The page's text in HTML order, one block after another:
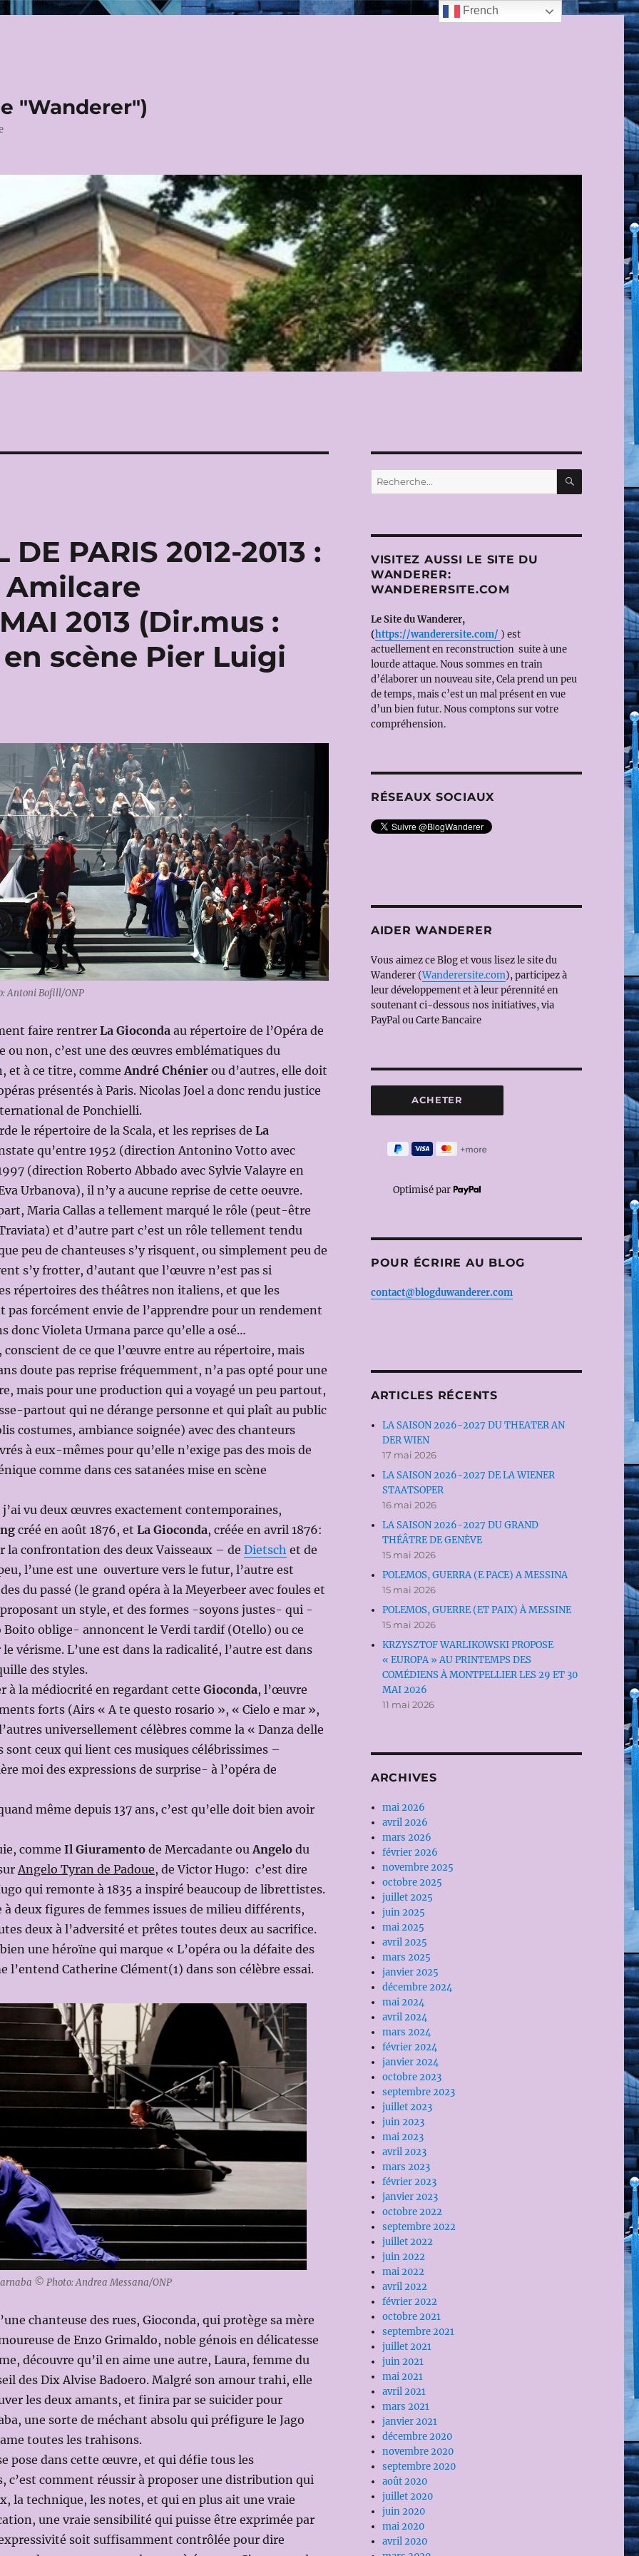
"Wanderer")
PARIS 2012-2013 :
Amilcare
2013 (Dir.mus :
scène Pier Luigi
Antoni Bofill/ONP
faire rentrer La Giocondaau répertoire de l’Opéra de
ou non, c’est une des œuvres emblématiques du
et à ce titre, commeAndré Chénierou d’autres, elle doit
présentés à Paris. Nicolas Joel a donc rendu justice
de Ponchielli.
le répertoire de la Scala, et les reprises de La
qu’entre 1952 (direction Antonino Votto avec
(direction Roberto Abbado avec Sylvie Valayre en
Urbanova), il n’y a aucune reprise de cette oeuvre.
part, Maria Callas a tellement marqué le rôle (peut-être
et d’autre part c’est un rôle tellement tendu
peu de chanteuses s’y risquent, ou simplement peu de
s’y frotter, d’autant que l’œuvre n’est pas si
répertoires des théâtres non italiens, et que les
pas forcément envie de l’apprendre pour un rendement
donc Violeta Urmana parce qu’elle a osé…
conscient de ce que l’œuvre entre au répertoire, mais
doute pas reprise fréquemment, n’a pas opté pour une
mais pour une production qui a voyagé un peu partout,
partout qui ne dérange personne et qui plaît au public
costumes, ambiance soignée) avec des chanteurs
à eux-mêmes pour qu’elle n’exige pas des mois de
comme dans ces satanées mise en scène
j’ai vu deux œuvres exactement contemporaines,
créé en août 1876, et La Gioconda, créée en avril 1876:
la confrontation des deux Vaisseaux – de Dietsch et de
l’une est une ouverture vers le futur, l’autre est
du passé (le grand opéra à la Meyerbeer avec foules et
un style, et des formes -soyons justes- qui -
oblige- annoncent le Verdi tardif (Otello) ou ce
le vérisme. L’une est dans la radicalité, l’autre est dans
des styles.
à la médiocrité en regardant cette Gioconda, l’œuvre
forts (Airs « A te questo rosario », « Cielo e mar »,
universellement célèbres comme la « Danza delle
sont ceux qui lient ces musiques célébrissimes –
moi des expressions de surprise- à l’opéra de
même depuis 137 ans, c’est qu’elle doit bien avoir
comme Il Giuramentode Mercadante ouAngelodu
Angelo Tyran de Padoue, de Victor Hugo: c’est dire
qui remonte à 1835 a inspiré beaucoup de librettistes.
à deux figures de femmes issues de milieu différents,
deux à l’adversité et prêtes toutes deux au sacrifice.
une héroïne qui marque « L’opéra ou la défaite des
l’entend Catherine Clément(1) dans son célèbre essai.
© Photo: Andrea Messana/ONP
chanteuse des rues, Gioconda, qui protège sa mère
de Enzo Grimaldo, noble génois en délicatesse
découvre qu’il en aime une autre, Laura, femme du
des Dix Alvise Badoero. Malgré son amour trahi, elle
les deux amants, et finira par se suicider pour
une sorte de méchant absolu qui préfigure le Jago
toutes les trahisons.
pose dans cette œuvre, et qui défie tous les
c’est comment réussir à proposer une distribution qui
la technique, les notes, et qui en plus ait une vraie
une vraie sensibilité qui puisse être exprimée par
soit suffisamment contrôlée pour dire
Recherche
pour :
VISITEZ AUSSI LE SITE DU
WANDERER:
WANDERERSITE.COM
Le Site du Wanderer,
(https://wanderersite.com/ ) est
actuellement en reconstruction suite à une
lourde attaque. Nous sommes en train
d’élaborer un nouveau site, Cela prend un peu
de temps, mais c’est un mal présent en vue
d’un bien futur. Nous comptons sur votre
compréhension.
RÉSEAUX SOCIAUX
AIDER WANDERER
Vous aimez ce Blog et vous lisez le site du
Wanderer (Wanderersite.com), participez à
leur développement et à leur pérennité en
soutenant ci-dessous nos initiatives, via
PayPal ou Carte Bancaire
Optimisé par
POUR ÉCRIRE AU BLOG
contact@blogduwanderer.com
ARTICLES RÉCENTS
LA SAISON 2026-2027 DU THEATER AN
DER WIEN
17 mai 2026
LA SAISON 2026-2027 DE LA WIENER
STAATSOPER
16 mai 2026
LA SAISON 2026-2027 DU GRAND
THÉÂTRE DE GENÈVE
15 mai 2026
POLEMOS, GUERRA (E PACE) A MESSINA
15 mai 2026
POLEMOS, GUERRE (ET PAIX) À MESSINE
15 mai 2026
KRZYSZTOF WARLIKOWSKI PROPOSE
« EUROPA » AU PRINTEMPS DES
COMÉDIENS À MONTPELLIER LES 29 ET 30
MAI 2026
11 mai 2026
ARCHIVES
mai 2026
avril 2026
mars 2026
février 2026
novembre 2025
octobre 2025
juillet 2025
juin 2025
mai 2025
avril 2025
mars 2025
janvier 2025
décembre 2024
mai 2024
avril 2024
mars 2024
février 2024
janvier 2024
octobre 2023
septembre 2023
juillet 2023
juin 2023
mai 2023
avril 2023
mars 2023
février 2023
janvier 2023
octobre 2022
septembre 2022
juillet 2022
juin 2022
mai 2022
avril 2022
février 2022
octobre 2021
septembre 2021
juillet 2021
juin 2021
mai 2021
avril 2021
mars 2021
janvier 2021
décembre 2020
novembre 2020
septembre 2020
août 2020
juillet 2020
juin 2020
mai 2020
avril 2020
French